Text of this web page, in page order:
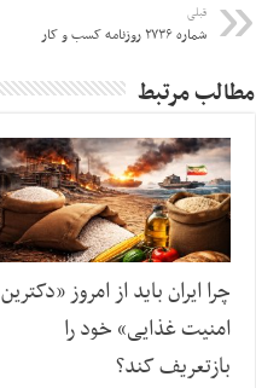
قبلی
شماره ۲۷۳۶ روزنامه کسب و کار
مطالب مرتبط
چرا ایران باید از امروز «دکترین
امنیت غذایی» خود را
بازتعریف کند؟